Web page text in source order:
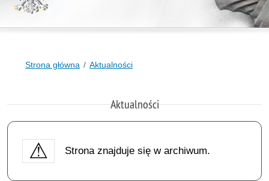
Strona główna Aktualności
Aktualności
Strona znajduje się w archiwum.